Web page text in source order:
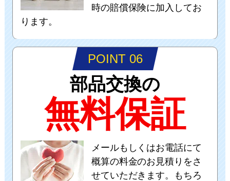
時の賠償保険に加入してお
ります。
POINT 06
部品交換の
無料保証
メールもしくはお電話にて
概算の料金のお見積りをさ
せていただきます。もちろ